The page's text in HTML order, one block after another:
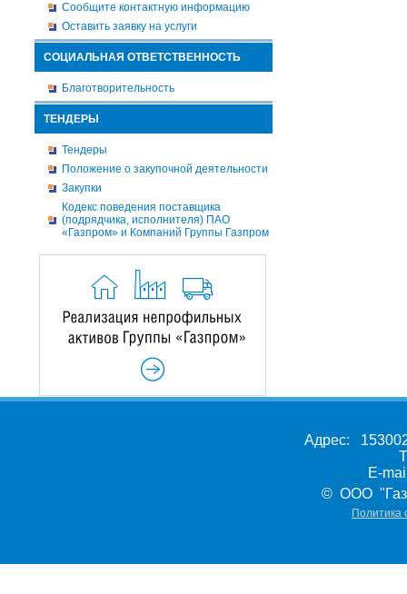
Сообщите контактную информацию
Оставить заявку на услуги
СОЦИАЛЬНАЯ ОТВЕТСТВЕННОСТЬ
Благотворительность
ТЕНДЕРЫ
Тендеры
Положение о закупочной деятельности
Закупки
Кодекс поведения поставщика
(подрядчика, исполнителя) ПАО
«Газпром» и Компаний Группы Газпром
Адрес:
E-
© ООО
Политика